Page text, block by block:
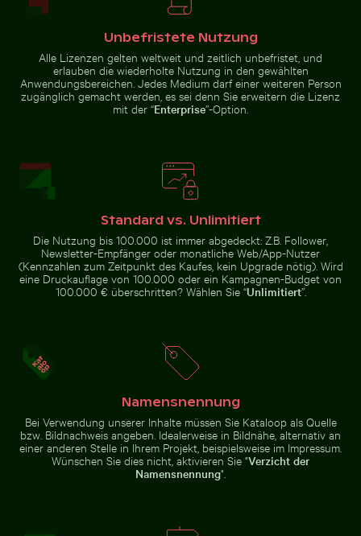
Elbsandsteingebirge in der
Detailreiche Wandmalereien am
Eingang von Wat Phra Kaeo
Buddha-Statuen im Wat Yai Chai
Mongkol Tempel
Idyllischer Wanderweg im Nationalpark Sächsische
im
Nationalpark
Sächsische
Schweiz, Bad
Schandau
Luftaufnahme des Palacio de Bellas
des Palacio
Artes,
Mexiko-Stadt
Luftaufnahme der West Bay
Luftaufnahme der West Bay Skyline
Felsige Küste am Paradise Beach, Kos
Felsige Küste am Paradise
Unbefristete Nutzung
Alle Lizenzen gelten weltweit und zeitlich unbefristet, und
erlauben die wiederholte Nutzung in den gewählten
Anwendungsbereichen. Jedes Medium darf einer weiteren Person
zugänglich gemacht werden, es sei denn Sie erweitern die Lizenz
mit der “Enterprise”-Option.
Standard vs. Unlimitiert
Die Nutzung bis 100.000 ist immer abgedeckt: Z.B. Follower,
Newsletter-Empfänger oder monatliche Web/App-Nutzer
(Kennzahlen zum Zeitpunkt des Kaufes, kein Upgrade nötig). Wird
eine Druckauflage von 100.000 oder ein Kampagnen-Budget von
100.000 € überschritten? Wählen Sie “Unlimitiert”.
Namensnennung
Bei Verwendung unserer Inhalte müssen Sie Kataloop als Quelle
bzw. Bildnachweis angeben. Idealerweise in Bildnähe, alternativ an
einer anderen Stelle in Ihrem Projekt, beispielsweise im Impressum.
Wünschen Sie dies nicht, aktivieren Sie "Verzicht der
Namensnennung".